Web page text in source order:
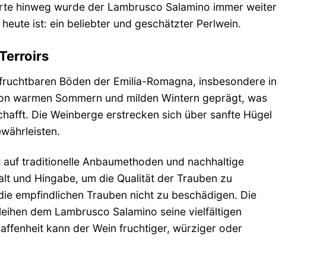
hinweg wurde der Lambrusco Salamino immer weiter
ist: ein beliebter und geschätzter Perlwein.
Böden der Emilia-Romagna, insbesondere in
warmen Sommern und milden Wintern geprägt, was
Die Weinberge erstrecken sich über sanfte Hügel
traditionelle Anbaumethoden und nachhaltige
und Hingabe, um die Qualität der Trauben zu
empfindlichen Trauben nicht zu beschädigen. Die
dem Lambrusco Salamino seine vielfältigen
kann der Wein fruchtiger, würziger oder